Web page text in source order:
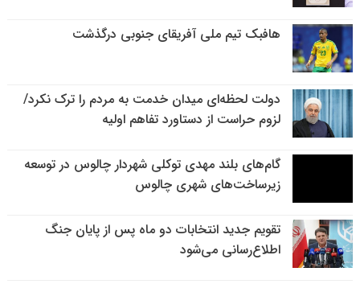
هافبک تیم ملی آفریقای جنوبی درگذشت
دولت لحظه‌ای میدان خدمت به مردم را ترک نکرد/
لزوم حراست از دستاورد تفاهم اولیه
گام‌های بلند مهدی توکلی شهردار چالوس در توسعه
زیرساخت‌های شهری چالوس
تقویم جدید انتخابات دو ماه پس از پایان جنگ
اطلاع‌رسانی می‌شود